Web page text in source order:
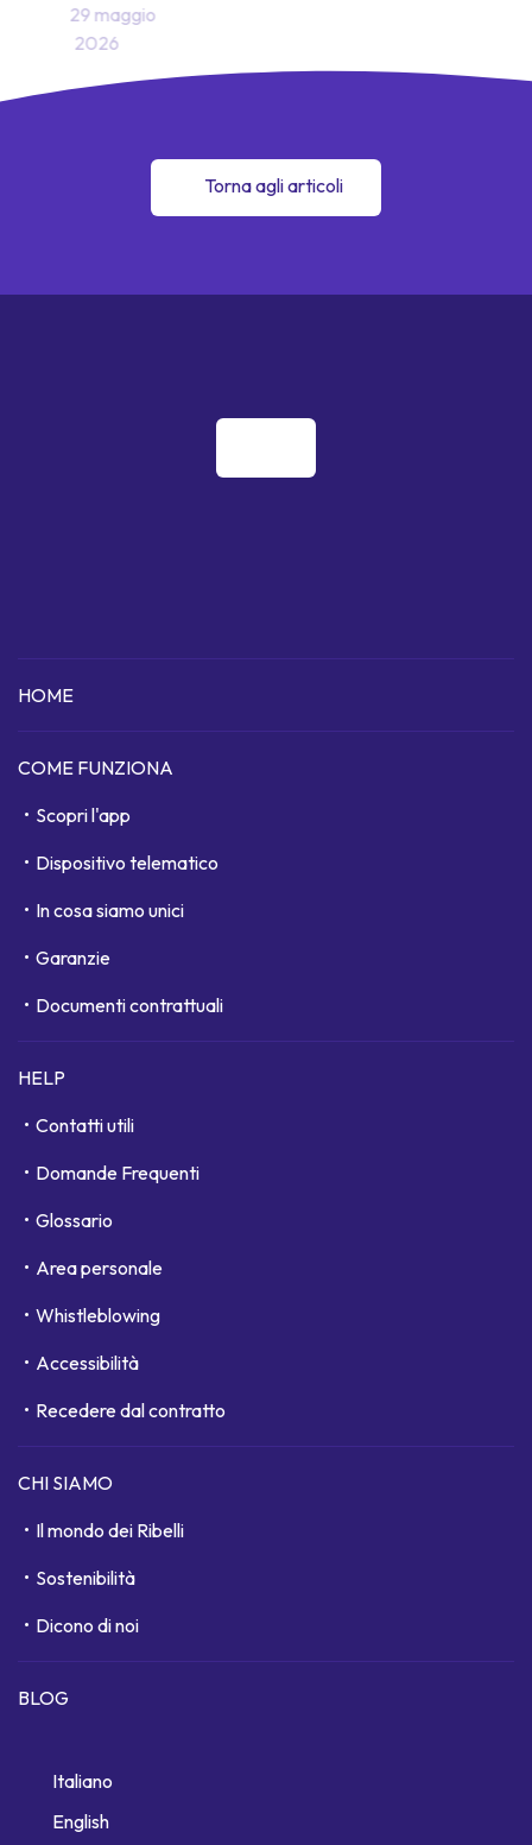
29 maggio
2026
Torna agli articoli
HOME
COME FUNZIONA
Scopri l'app
Dispositivo telematico
In cosa siamo unici
Garanzie
Documenti contrattuali
HELP
Contatti utili
Domande Frequenti
Glossario
Area personale
Whistleblowing
Accessibilità
Recedere dal contratto
CHI SIAMO
Il mondo dei Ribelli
Sostenibilità
Dicono di noi
BLOG
Italiano
English